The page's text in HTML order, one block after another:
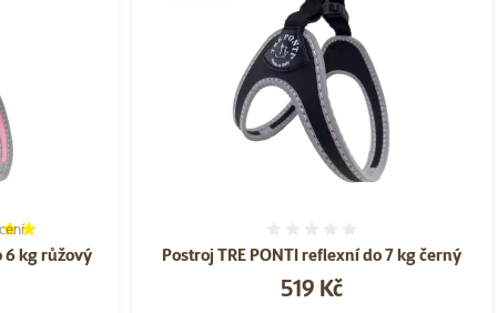
6 kg růžový
100%, počet hodnocení: 1
Postroj TRE PONTI reflexní do 7 kg černý
Cena
519 Kč